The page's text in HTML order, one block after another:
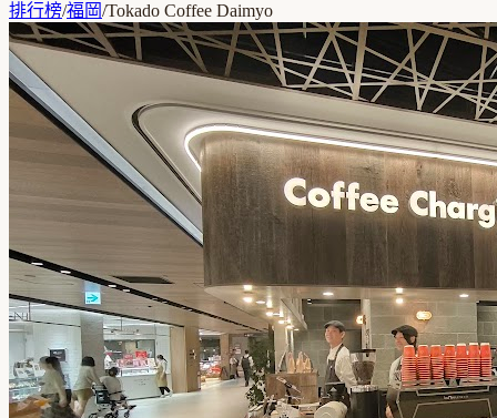
排行榜/福岡/Tokado Coffee Daimyo